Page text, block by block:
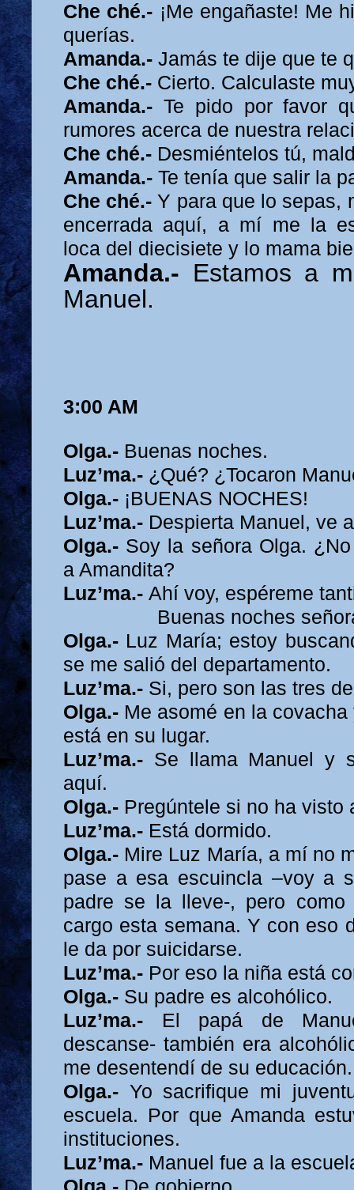
Che ché.- ¡Me engañaste! Me
querías.
Amanda.- Jamás te dije que te
Che ché.- Cierto. Calculaste
Amanda.- Te pido por favor
rumores acerca de nuestra
Che ché.- Desmiéntelos tú,
Amanda.- Te tenía que salir la
Che ché.- Y para que lo sepas,
encerrada aquí, a mí me la
loca del diecisiete y lo mama
Amanda.- Estamos a
Manuel.
3:00 AM
Olga.- Buenas noches.
Luz’ma.- ¿Qué? ¿Tocaron
Olga.- ¡BUENAS NOCHES!
Luz’ma.- Despierta Manuel, ve
Olga.- Soy la señora Olga.
a Amandita?
Luz’ma.- Ahí voy, espéreme
Buenas noches
Olga.- Luz María; estoy
se me salió del departamento.
Luz’ma.- Si, pero son las tres
Olga.- Me asomé en la
está en su lugar.
Luz’ma.- Se llama Manuel y
aquí.
Olga.- Pregúntele si no ha visto
Luz’ma.- Está dormido.
Olga.- Mire Luz María, a mí no
pase a esa escuincla –voy a
padre se la lleve-, pero
cargo esta semana. Y con eso
le da por suicidarse.
Luz’ma.- Por eso la niña está
Olga.- Su padre es alcohólico.
Luz’ma.- El papá de
descanse- también era
me desentendí de su educación.
Olga.- Yo sacrifique mi
escuela. Por que Amanda
instituciones.
Luz’ma.- Manuel fue a la